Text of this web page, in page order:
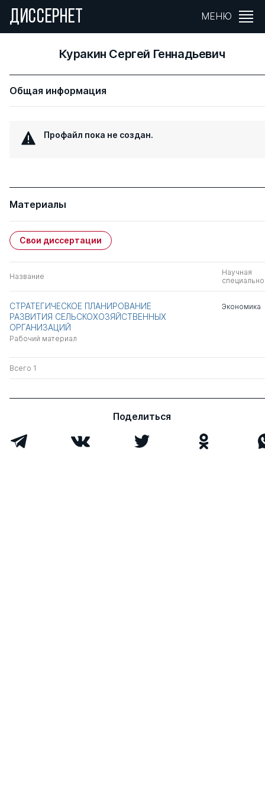
ДИССЕРНЕТ МЕНЮ
Куракин Сергей Геннадьевич
Общая информация
Профайл пока не создан.
Материалы
Свои диссертации
Название
Научная
СТРАТЕГИЧЕСКОЕ ПЛАНИРОВАНИЕ
РАЗВИТИЯ СЕЛЬСКОХОЗЯЙСТВЕННЫХ
ОРГАНИЗАЦИЙ
Рабочий материал
Экономика
Всего 1
Поделиться